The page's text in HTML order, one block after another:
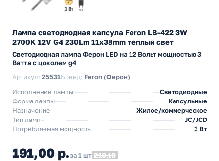
Лампа светодиодная капсула Feron LB-422 3W
2700K 12V G4 230Lm 11x38mm теплый свет
Светодиодная лампа Ферон LED на 12 Вольт мощностью 3
Ватта с цоколем g4
Артикул: 25531Бренд: Feron (Ферон)
Исполнение лампы
Светодиодные
Форма лампы
Капсульные
Назначение
Жилое/коммерческое
Тип ламп
JC/JCD
Потребляемая мощность
3 Вт
191,00 р.за 1 шт 210,10